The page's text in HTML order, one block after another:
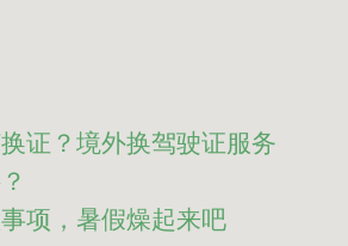
证？境外换驾驶证服务
项，暑假燥起来吧